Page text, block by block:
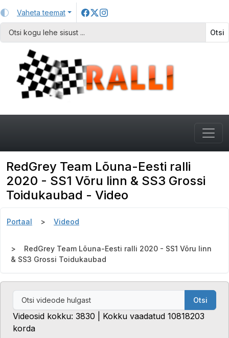
Vaheta teemat
Otsi
RedGrey Team Lõuna-Eesti ralli
2020 - SS1 Võru linn & SS3 Grossi
Toidukaubad - Video
Portaal Videod
RedGrey Team Lõuna-Eesti ralli 2020 - SS1 Võru linn
& SS3 Grossi Toidukaubad
Otsi
Videosid kokku: 3830 | Kokku vaadatud 10818203
korda